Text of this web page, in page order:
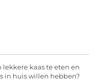
kaas te eten en
in huis willen hebben?